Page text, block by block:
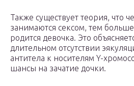
Также существует теория, что
занимаются сексом, тем больше
родится девочка. Это
длительном отсутствии
антитела к носителям Y-
шансы на зачатие дочки.